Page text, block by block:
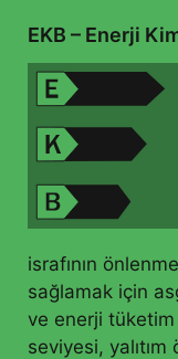
EKB – Enerji
israfının
sağlamak için
ve enerji tüketim
seviyesi, yalıtım